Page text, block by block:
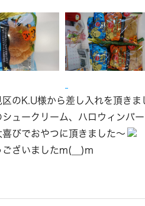
のK.U様から差し入れを頂きま
シュークリーム、ハロウィンバ
喜びでおやつに頂きました～
ございましたm(__)m